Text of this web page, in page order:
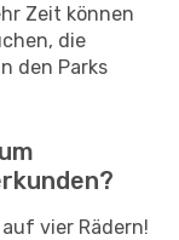
Zeit können
die
den Parks
vier Rädern!